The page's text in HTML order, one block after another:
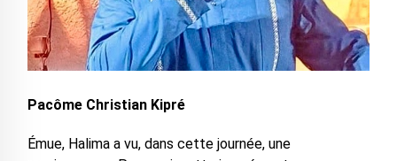
Pacôme Christian Kipré
Émue, Halima a vu, dans cette journée, une